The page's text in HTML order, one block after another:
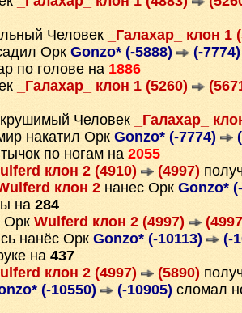
Человек
_Галахар_ клон 1
Орк Gonzo* (-5888)
(-7774)
по голове на 1886
_Галахар_ клон 1 (5260)
Человек
_Галахар_
накатил Орк Gonzo* (-7774)
тычок по ногам на 2055
клон 2 (4910) (4997)
клон 2 нанес Орк Gonzo*
на 284
Орк Wulferd клон 2 (4997)
нанёс Орк Gonzo* (-10113)
(-
на 437
клон 2 (4997) (5890)
(-10550) (-10905) сломал